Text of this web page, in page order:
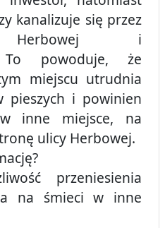
kanalizuje się przez
Herbowej i
To powoduje, że
miejscu utrudnia
pieszych i powinien
inne miejsce, na
ulicy Herbowej.
przeniesienia
na śmieci w inne